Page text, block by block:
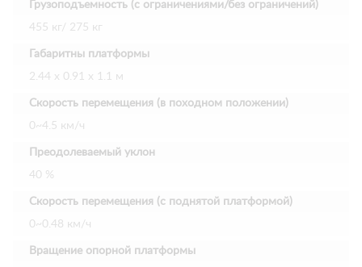
Грузоподъемность (с ограничениями/без ограничений)
455 кг/ 275 кг
Габаритны платформы
2.44 х 0.91 х 1.1 м
Скорость перемещения (в походном положении)
0~4.5 км/ч
Преодолеваемый уклон
40 %
Скорость перемещения (с поднятой платформой)
0~0.48 км/ч
Вращение опорной платформы